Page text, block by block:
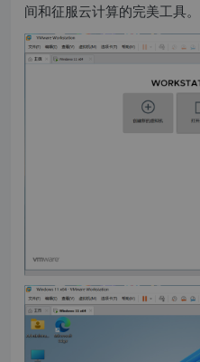
间和征服云计算的完美工具。